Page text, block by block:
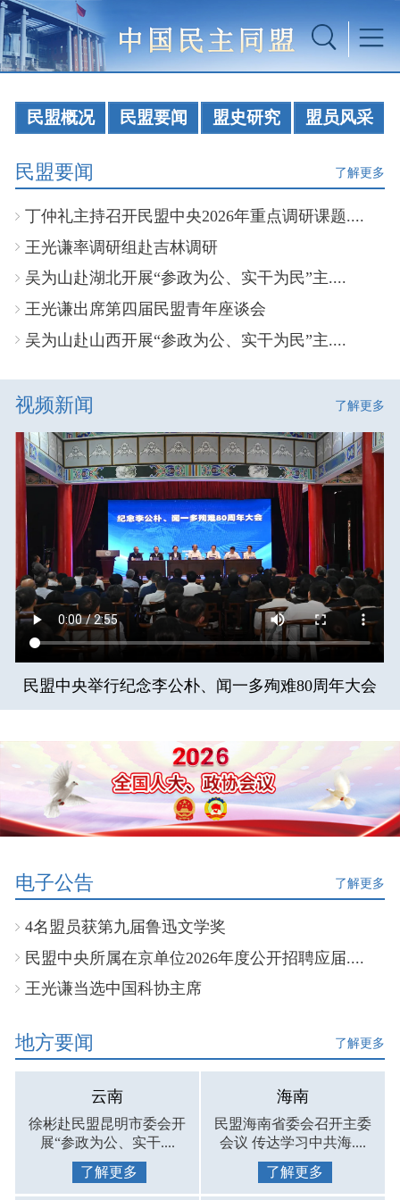
民盟概况 民盟要闻 盟史研究 盟员风采
民盟要闻 了解更多
丁仲礼主持召开民盟中央2026年重点调研课题....
王光谦率调研组赴吉林调研
吴为山赴湖北开展“参政为公、实干为民”主....
王光谦出席第四届民盟青年座谈会
吴为山赴山西开展“参政为公、实干为民”主....
视频新闻 了解更多
民盟中央举行纪念李公朴、闻一多殉难80周年大会
电子公告 了解更多
4名盟员获第九届鲁迅文学奖
民盟中央所属在京单位2026年度公开招聘应届....
王光谦当选中国科协主席
地方要闻 了解更多
云南
徐彬赴民盟昆明市委会开
展“参政为公、实干....
了解更多
海南
民盟海南省委会召开主委
会议 传达学习中共海....
了解更多